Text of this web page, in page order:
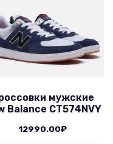
мужские
Balance CT574NVY
12990.00₽